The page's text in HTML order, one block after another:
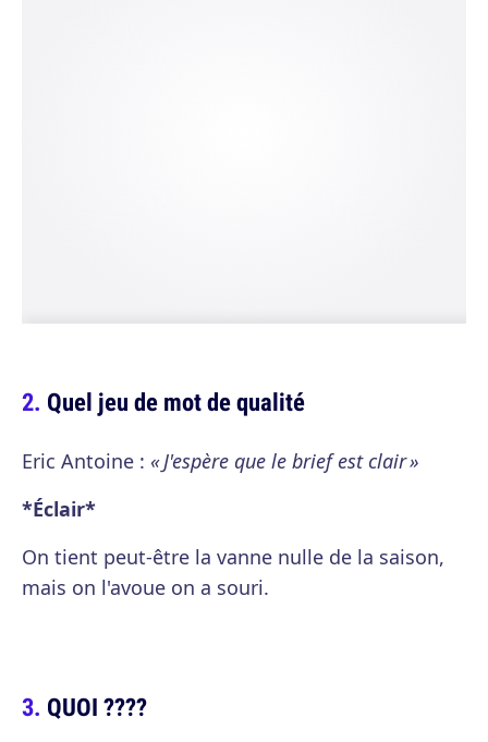
Quel jeu de mot de qualité
Eric Antoine : « J'espère que le brief est clair »
*Éclair*
On tient peut-être la vanne nulle de la saison,
mais on l'avoue on a souri.
QUOI ????